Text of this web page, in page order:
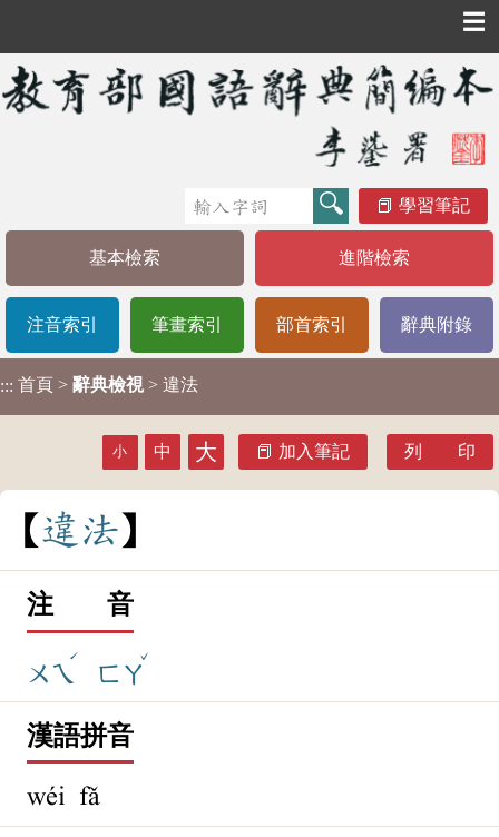
☰
學習筆記
基本檢索 進階檢索
注音索引 筆畫索引 部首索引 辭典附錄
::: 首頁 > 辭典檢視 > 違法
小 中 大 加入筆記 列 印
違 法
注 音
ㄨㄟ
ˊ
ㄈㄚ
ˇ
漢語拼音
wéi fǎ